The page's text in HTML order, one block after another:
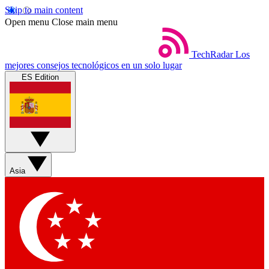
Skip to main content
Open menu Close main menu
TechRadar Los
mejores consejos tecnológicos en un solo lugar
ES Edition
Asia